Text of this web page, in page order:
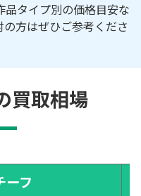
タイプ別の価格目安な
方はぜひご参考くださ
買取相場
ーフ